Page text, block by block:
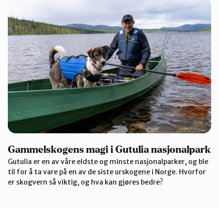
Gammelskogens magi i Gutulia nasjonalpark
Gutulia er en av våre eldste og minste nasjonalparker, og ble
til for å ta vare på en av de siste urskogene i Norge. Hvorfor
er skogvern så viktig, og hva kan gjøres bedre?